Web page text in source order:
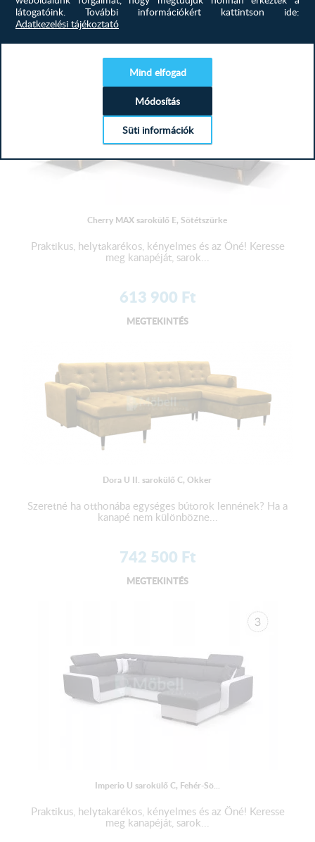
MEGTEKINTÉS
Cherry MAX sarokülő E, Sötétszürke
Praktikus, helytakarékos, kényelmes és az Öné! Keresse
meg kanapéját, sarok...
613 900 Ft
MEGTEKINTÉS
Dora U II. sarokülő C, Okker
Szeretné ha otthonába egységes bútorok lennének? Ha a
kanapé nem különbözne...
742 500 Ft
MEGTEKINTÉS
Imperio U sarokülő C, Fehér-Sö...
Praktikus, helytakarékos, kényelmes és az Öné! Keresse
meg kanapéját, sarok...
látogatóink.
További információkért kattintson ide:
Adatkezelési tájékoztató
Mind elfogad
Módosítás
Süti információk